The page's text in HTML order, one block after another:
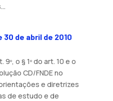
30 de abril de 2010
o § 1º do art. 10 e o
CD/FNDE no
e diretrizes
de estudo e de